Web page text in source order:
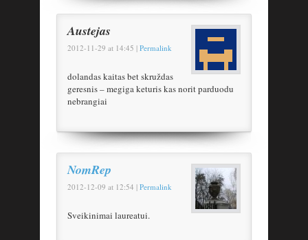
Austejas
2012-11-29 at 14:45 | Permalink
dolandas kaitas bet skruždas
geresnis – megiga keturis kas norit parduodu
nebrangiai
NomRep
2012-12-09 at 12:54 | Permalink
Sveikinimai laureatui.